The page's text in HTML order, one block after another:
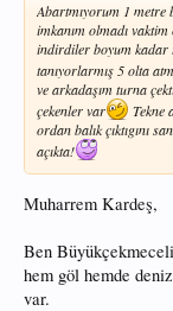
Abartmıyorum 1 metre
imkanım olmadı
indirdiler boyum kadar
tanıyorlarmış 5 olta
ve arkadaşım turna
çekenler var
Tekne
ordan balık çıktıgını
açıkta!
Muharrem Kardeş,
Ben
hem göl hemde
var.